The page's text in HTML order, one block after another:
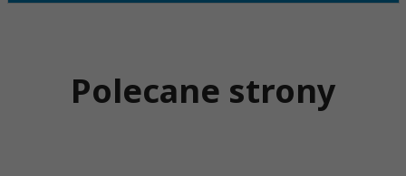
Polecane strony